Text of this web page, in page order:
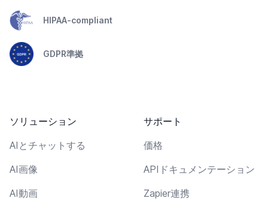
HIPAA-compliant
GDPR準拠
ソリューション
AIとチャットする
AI画像
AI動画
サポート
価格
APIドキュメンテーション
Zapier連携